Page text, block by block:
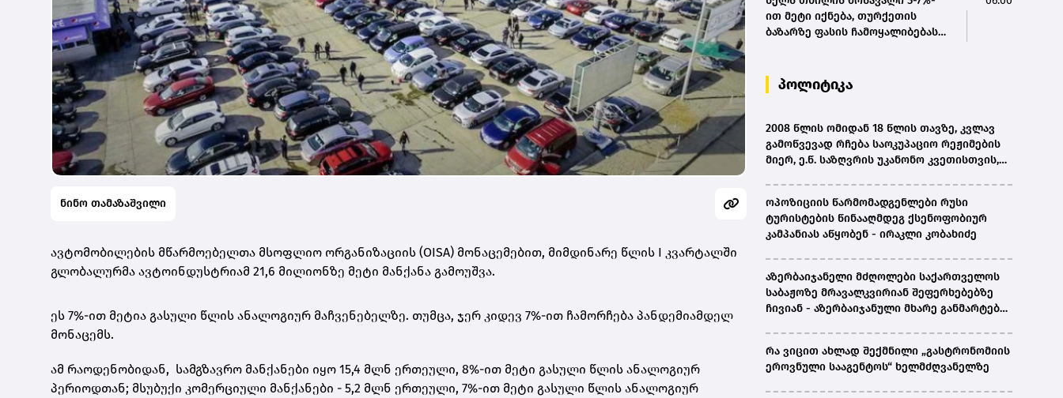
ნინო თამაზაშვილი
ავტომობილების მწარმოებელთა მსოფლიო ორგანიზაციის (OISA) მონაცემებით, მიმდინარე წლის I კვარტალში
გლობალურმა ავტოინდუსტრიამ 21,6 მილიონზე მეტი მანქანა გამოუშვა.
ეს 7%-ით მეტია გასული წლის ანალოგიურ მაჩვენებელზე. თუმცა, ჯერ კიდევ 7%-ით ჩამორჩება პანდემიამდელ
მონაცემს.
ამ რაოდენობიდან, სამგზავრო მანქანები იყო 15,4 მლნ ერთეული, 8%-ით მეტი გასული წლის ანალოგიურ
პერიოდთან; მსუბუქი კომერციული მანქანები - 5,2 მლნ ერთეული, 7%-ით მეტი გასული წლის ანალოგიურ
პატიმრობის პრაქტიკა, ასევე
მშობლიურ ენაზე განათლების
ხელმისაწვდომობა- სახალხო
ით მეტი იქნება, თურქეთის
ბაზარზე ფასის ჩამოყალიბებას
პოლიტიკა
2008 წლის ომიდან 18 წლის თავზე, კვლავ
გამოწვევად რჩება საოკუპაციო რეჟიმების
მიერ, ე.წ. საზღვრის უკანონო კვეთისთვის,
ენაზე განათლების ხელმისაწვდომობა-
სახალხო დამცველი
ოპოზიციის წარმომადგენლები რუსი
ტურისტების წინააღმდეგ ქსენოფობიურ
კამპანიას აწყობენ - ირაკლი კობახიძე
აზერბაიჯანელი მძღოლები საქართველოს
საბაჟოზე მრავალკვირიან შეფერხებებზე
ჩივიან - აზერბაიჯანული მხარე განმარტებას
რა ვიცით ახლად შექმნილი „გასტრონომიის
ეროვნული სააგენტოს“ ხელმძღვანელზე